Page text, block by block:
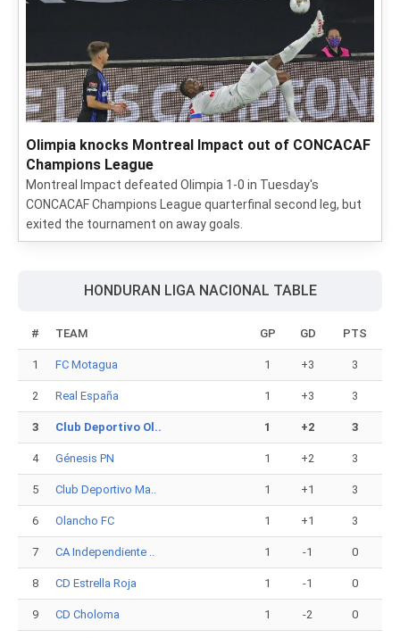
Olimpia knocks Montreal Impact out of CONCACAF
Champions League
Montreal Impact defeated Olimpia 1-0 in Tuesday's
CONCACAF Champions League quarterfinal second leg, but
exited the tournament on away goals.
HONDURAN LIGA NACIONAL TABLE
# TEAM GP GD PTS
1 FC Motagua 1 +3 3
2 Real España 1 +3 3
3 Club Deportivo Ol.. 1 +2 3
4 Génesis PN 1 +2 3
5 Club Deportivo Ma.. 1 +1 3
6 Olancho FC 1 +1 3
7 CA Independiente .. 1 -1 0
8 CD Estrella Roja 1 -1 0
9 CD Choloma 1 -2 0